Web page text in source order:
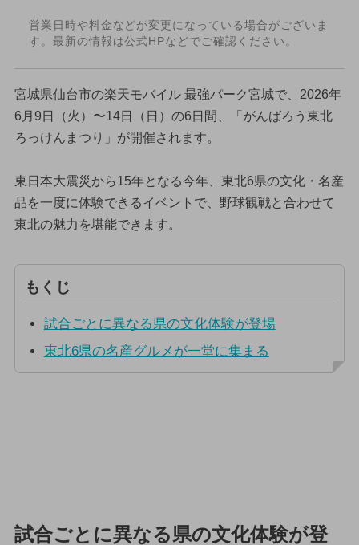
営業日時や料金などが変更になっている場合がございま
す。最新の情報は公式HPなどでご確認ください。
宮城県仙台市の楽天モバイル 最強パーク宮城で、2026年
6月9日（火）〜14日（日）の6日間、「がんばろう東北
ろっけんまつり」が開催されます。
東日本大震災から15年となる今年、東北6県の文化・名産
品を一度に体験できるイベントで、野球観戦と合わせて
東北の魅力を堪能できます。
もくじ
試合ごとに異なる県の文化体験が登場
東北6県の名産グルメが一堂に集まる
試合ごとに異なる県の文化体験が登